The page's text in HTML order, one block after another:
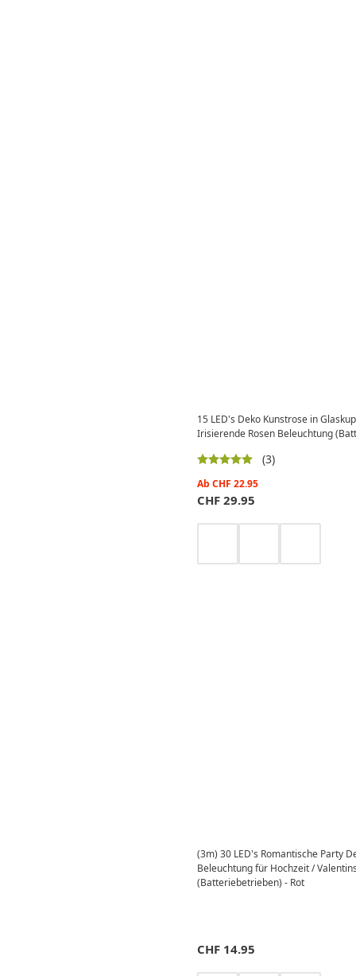
15 LED's Deko Kunstrose in
Irisierende Rosen Beleuchtung
(3)
Ab CHF 22.95
CHF 29.95
(3m) 30 LED's Romantische Party
Beleuchtung für Hochzeit /
(Batteriebetrieben) - Rot
CHF 14.95